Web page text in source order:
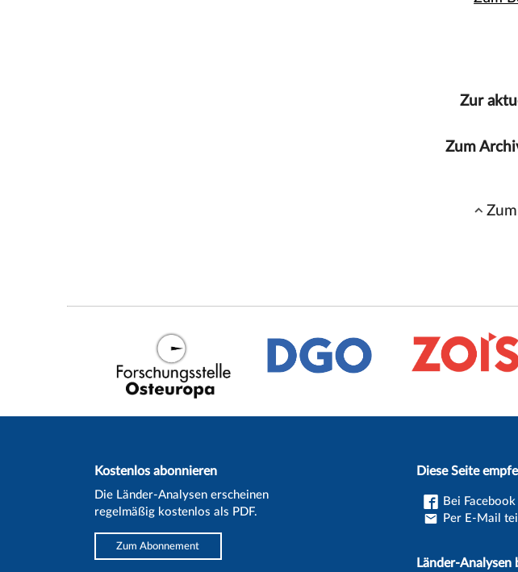
Zur
Zum
Kostenlos abonnieren
Die Länder-Analysen erscheinen
regelmäßig kostenlos als PDF.
Zum Abonnement
Diese Seite
Bei
Per E-Mail
Länder-Analysen